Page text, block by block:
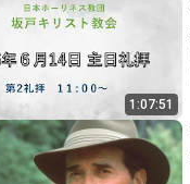
1:07:51